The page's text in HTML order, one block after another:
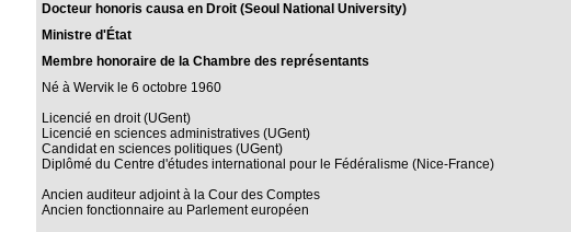
Docteur honoris causa en Droit (Seoul National University)
Ministre d'État
Membre honoraire de la Chambre des représentants
Né à Wervik le 6 octobre 1960
Licencié en droit (UGent)
Licencié en sciences administratives (UGent)
Candidat en sciences politiques (UGent)
Diplômé du Centre d'études international pour le Fédéralisme (Nice-France)
Ancien auditeur adjoint à la Cour des Comptes
Ancien fonctionnaire au Parlement européen